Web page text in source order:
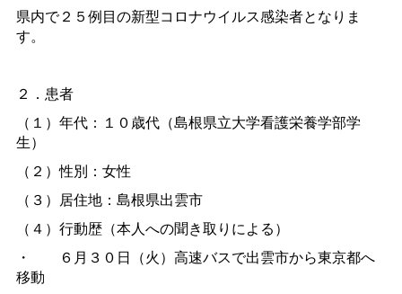
県内で２５例目の新型コロナウイルス感染者となりま
す。
２．患者
（１）年代：１０歳代（島根県立大学看護栄養学部学
生）
（２）性別：女性
（３）居住地：島根県出雲市
（４）行動歴（本人への聞き取りによる）
・
６月３０日（火）高速バスで出雲市から東京都へ
移動